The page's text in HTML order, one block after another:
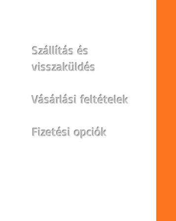
Szállítás és
visszaküldés
Vásárlási feltételek
Fizetési opciók